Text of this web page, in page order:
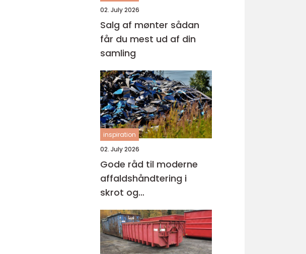
02. July 2026
Salg af mønter sådan
får du mest ud af din
samling
inspiration
02. July 2026
Gode råd til moderne
affaldshåndtering i
skrot og
affaldsbranchen